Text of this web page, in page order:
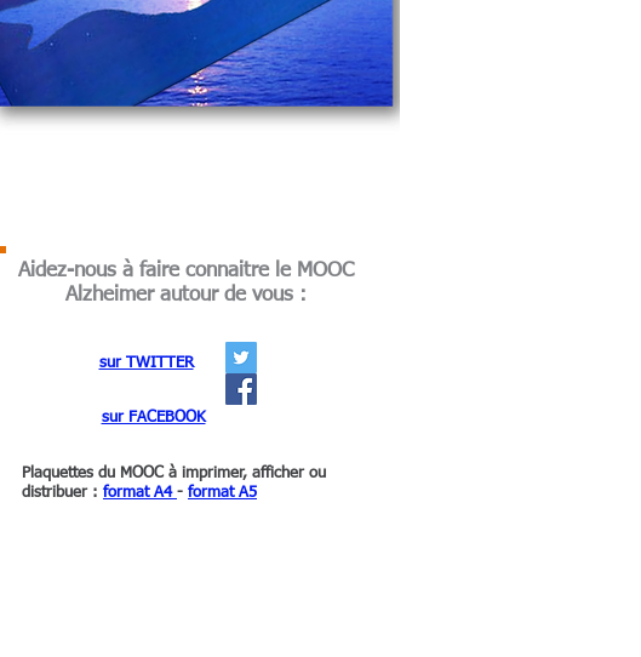
Aidez-nous à faire connaitre le MOOC
Alzheimer autour de vous :
Plaquettes du MOOC à imprimer, afficher ou
distribuer : format A4 - format A5
sur FACEBOOK
sur TWITTER